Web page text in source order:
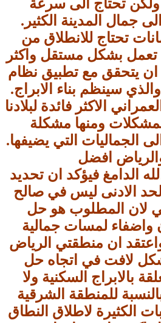
تحتاج الى سرعة
جمال المدينة الكثير.
تحتاج للانطلاق من
تعمل بشكل مستقل واكثر
ان يتحقق مع تطبيق نظام
والذي سينظم بناء الابراج.
الاكثر فائدة لبلادنا
ومنها مشكلة
الجماليات التي يضيفها.
افضل
الدامغ فيؤكد ان تحديد
الادنى ليس في صالح
لان المطلوب هو حل
واضفاء لمسات جمالية
ان منطقتي الرياض
لافت في اتجاه حل
بالابراج السكنية ولا
للمنطقة الشرقية
الكثيرة لاطلاق النطاق